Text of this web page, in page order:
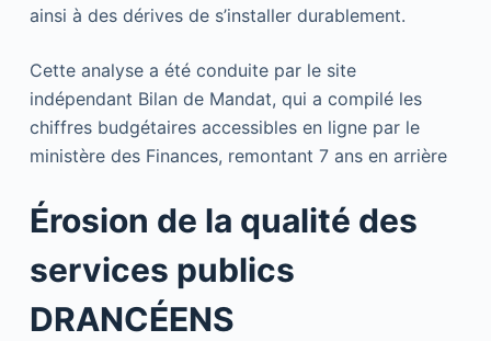
ainsi à des dérives de s’installer durablement.
Cette analyse a été conduite par le site
indépendant Bilan de Mandat, qui a compilé les
chiffres budgétaires accessibles en ligne par le
ministère des Finances, remontant 7 ans en arrière
Érosion de la qualité des
services publics
DRANCÉENS